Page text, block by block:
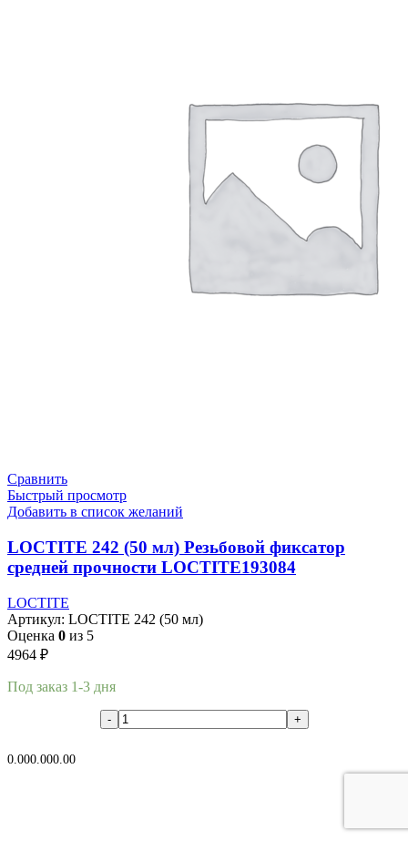
Сравнить
Быстрый просмотр
Добавить в список желаний
LOCTITE 242 (50 мл) Резьбовой фиксатор
средней прочности LOCTITE193084
LOCTITE
Артикул: LOCTITE 242 (50 мл)
Оценка 0 из 5
4964 ₽
Под заказ 1-3 дня
0.000.000.00